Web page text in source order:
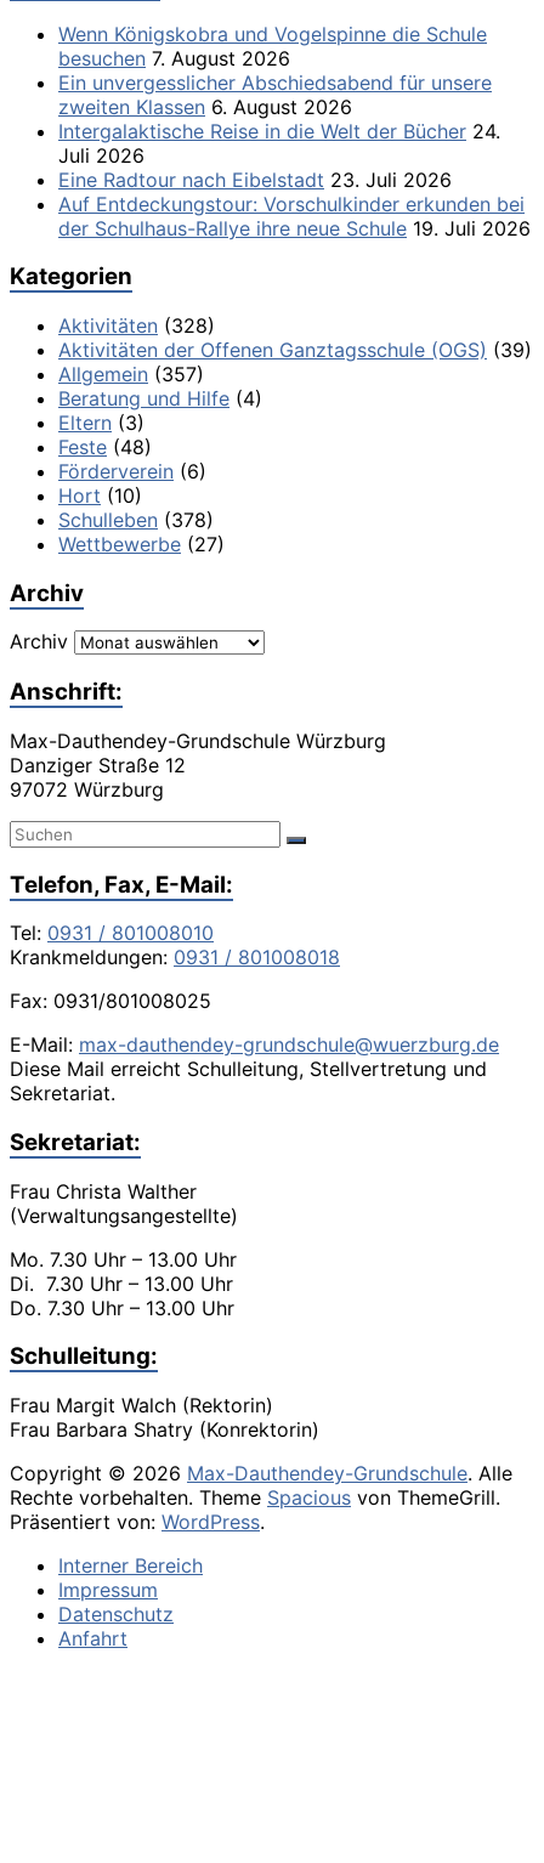
Wenn Königskobra und Vogelspinne die Schule
besuchen 7. August 2026
Ein unvergesslicher Abschiedsabend für unsere
zweiten Klassen 6. August 2026
Intergalaktische Reise in die Welt der Bücher 24.
Juli 2026
Eine Radtour nach Eibelstadt 23. Juli 2026
Auf Entdeckungstour: Vorschulkinder erkunden bei
der Schulhaus-Rallye ihre neue Schule 19. Juli 2026
Kategorien
Aktivitäten (328)
Aktivitäten der Offenen Ganztagsschule (OGS) (39)
Allgemein (357)
Beratung und Hilfe (4)
Eltern (3)
Feste (48)
Förderverein (6)
Hort (10)
Schulleben (378)
Wettbewerbe (27)
Archiv
Archiv
Anschrift:
Max-Dauthendey-Grundschule Würzburg
Danziger Straße 12
97072 Würzburg
Telefon, Fax, E-Mail:
Tel: 0931 / 801008010
Krankmeldungen: 0931 / 801008018
Fax: 0931/801008025
E-Mail: max-dauthendey-grundschule@wuerzburg.de
Diese Mail erreicht Schulleitung, Stellvertretung und
Sekretariat.
Sekretariat:
Frau Christa Walther
(Verwaltungsangestellte)
Mo. 7.30 Uhr – 13.00 Uhr
Di. 7.30 Uhr – 13.00 Uhr
Do. 7.30 Uhr – 13.00 Uhr
Schulleitung:
Frau Margit Walch (Rektorin)
Frau Barbara Shatry (Konrektorin)
Copyright © 2026 Max-Dauthendey-Grundschule. Alle
Rechte vorbehalten. Theme Spacious von ThemeGrill.
Präsentiert von: WordPress.
Interner Bereich
Impressum
Datenschutz
Anfahrt